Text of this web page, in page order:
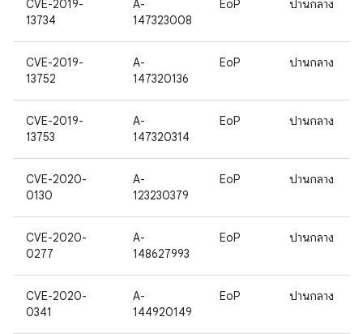
CVE-2019-
13734
A-
147323008
EoP ปานกลาง
CVE-2019-
13752
A-
147320136
EoP ปานกลาง
CVE-2019-
13753
A-
147320314
EoP ปานกลาง
CVE-2020-
0130
A-
123230379
EoP ปานกลาง
CVE-2020-
0277
A-
148627993
EoP ปานกลาง
CVE-2020-
0341
A-
144920149
EoP ปานกลาง